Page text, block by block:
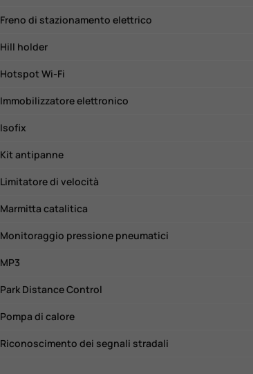
Freno di stazionamento elettrico
Hill holder
Hotspot Wi-Fi
Immobilizzatore elettronico
Isofix
Kit antipanne
Limitatore di velocità
Marmitta catalitica
Monitoraggio pressione pneumatici
MP3
Park Distance Control
Pompa di calore
Riconoscimento dei segnali stradali